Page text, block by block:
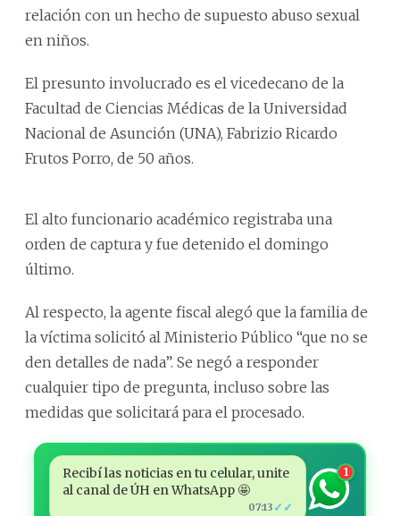
relación con un hecho de supuesto abuso sexual
en niños.
El presunto involucrado es el vicedecano de la
Facultad de Ciencias Médicas de la Universidad
Nacional de Asunción (UNA), Fabrizio Ricardo
Frutos Porro, de 50 años.
El alto funcionario académico registraba una
orden de captura y fue detenido el domingo
último.
Al respecto, la agente fiscal alegó que la familia de
la víctima solicitó al Ministerio Público “que no se
den detalles de nada”. Se negó a responder
cualquier tipo de pregunta, incluso sobre las
medidas que solicitará para el procesado.
Recibí las noticias en tu celular, unite
al canal de ÚH en WhatsApp 🤩
07:13 ✓✓
1